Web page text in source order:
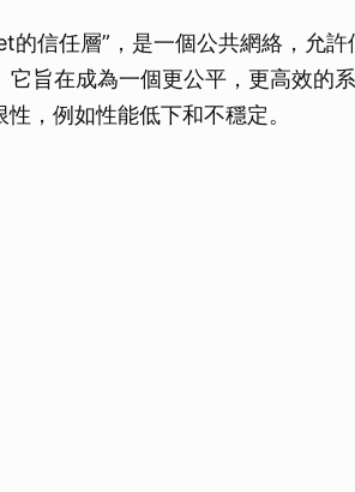
信任層”，是一個公共網絡，允許
旨在成為一個更公平，更高效的
，例如性能低下和不穩定。